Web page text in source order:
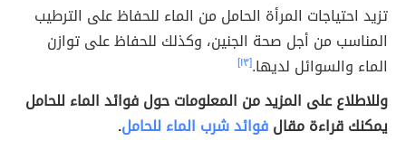
تزيد احتياجات المرأة الحامل من الماء للحفاظ على الترطيب
المناسب من أجل صحة الجنين، وكذلك للحفاظ على توازن
الماء والسوائل لديها.[١٣]
وللاطلاع على المزيد من المعلومات حول فوائد الماء للحامل
يمكنك قراءة مقالفوائد شرب الماء للحامل.